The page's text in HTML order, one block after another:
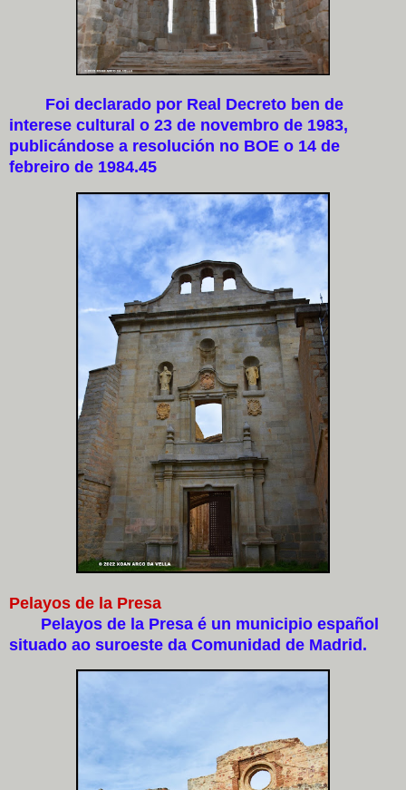
Foi declarado por Real Decreto ben de
interese cultural o 23 de novembro de 1983,
publicándose a resolución no BOE o 14 de
febreiro de 1984.4​5​
Pelayos de la Presa
Pelayos de la Presa é un municipio español
situado ao suroeste da Comunidad de Madrid.